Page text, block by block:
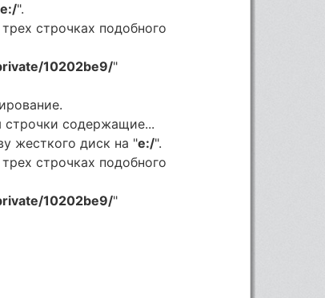
e:/".
строчках подобного
10202be9/"
строчки содержащие...
жесткого диск на "e:/".
строчках подобного
10202be9/"